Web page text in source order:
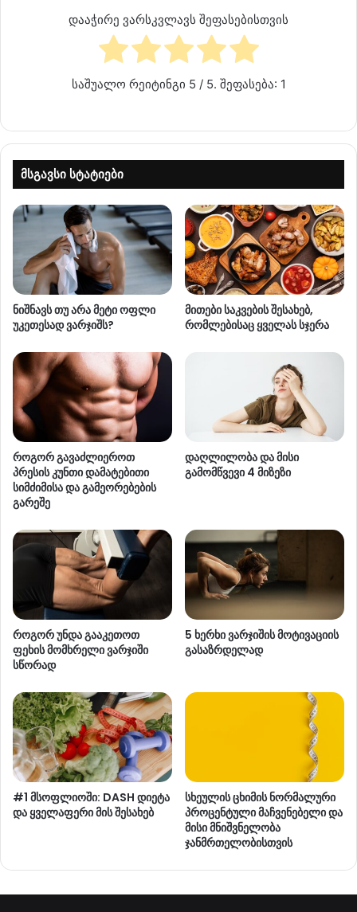
დააჭირე ვარსკვლავს შეფასებისთვის
საშუალო რეიტინგი 5 / 5. შეფასება: 1
მსგავსი სტატიები
ნიშნავს თუ არა მეტი ოფლი
უკეთესად ვარჯიშს?
მითები საკვების შესახებ,
რომლებისაც ყველას სჯერა
როგორ გავაძლიეროთ
პრესის კუნთი დამატებითი
სიმძიმისა და გამეორებების
გარეშე
დაღლილობა და მისი
გამომწვევი 4 მიზეზი
როგორ უნდა გააკეთოთ
ფეხის მომხრელი ვარჯიში
სწორად
5 ხერხი ვარჯიშის მოტივაციის
გასაზრდელად
#1 მსოფლიოში: DASH დიეტა
და ყველაფერი მის შესახებ
სხეულის ცხიმის ნორმალური
პროცენტული მაჩვენებელი და
მისი მნიშვნელობა
ჯანმრთელობისთვის